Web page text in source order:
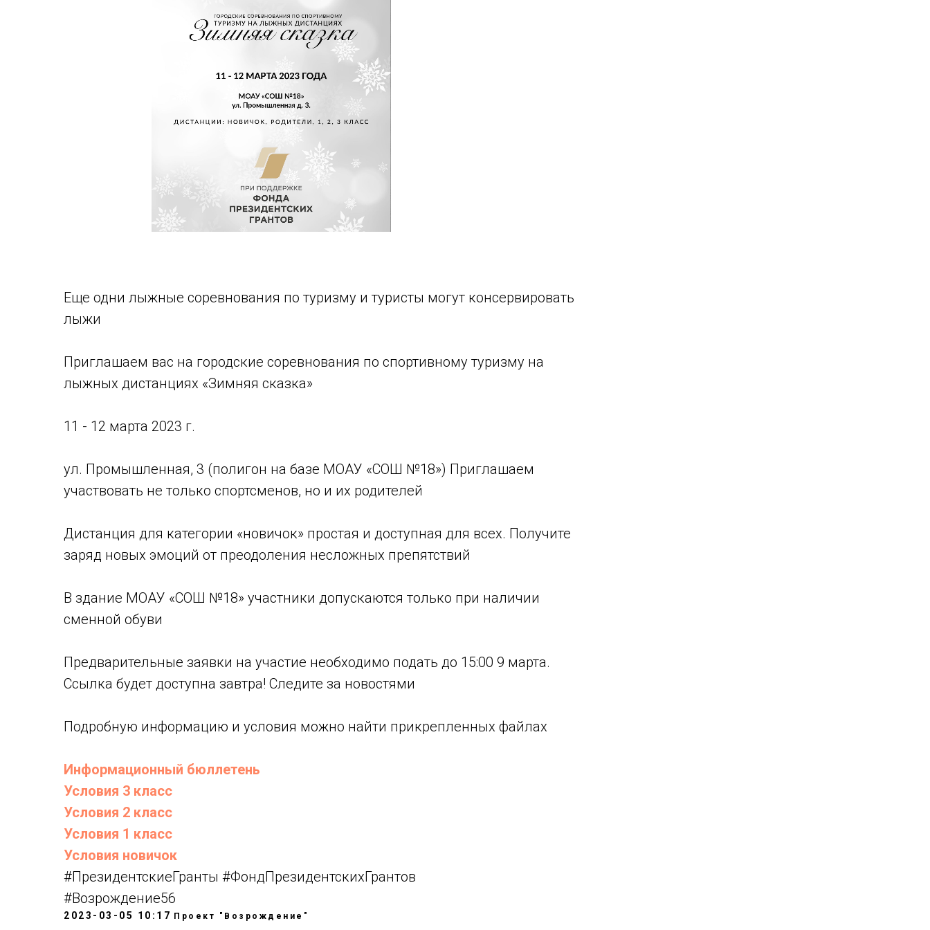
Еще одни лыжные соревнования по туризму и туристы могут консервировать
лыжи
Приглашаем вас на городские соревнования по спортивному туризму на
лыжных дистанциях «Зимняя сказка»
11 - 12 марта 2023 г.
ул. Промышленная, 3 (полигон на базе МОАУ «СОШ №18») Приглашаем
участвовать не только спортсменов, но и их родителей
Дистанция для категории «новичок» простая и доступная для всех. Получите
заряд новых эмоций от преодоления несложных препятствий
В здание МОАУ «СОШ №18» участники допускаются только при наличии
сменной обуви
Предварительные заявки на участие необходимо подать до 15:00 9 марта.
Ссылка будет доступна завтра! Следите за новостями
Подробную информацию и условия можно найти прикрепленных файлах
Информационный бюллетень
Условия 3 класс
Условия 2 класс
Условия 1 класс
Условия новичок
#ПрезидентскиеГранты #ФондПрезидентскихГрантов
#Возрождение56
2023-03-05 10:17 Проект "Возрождение"